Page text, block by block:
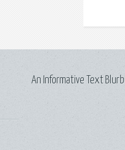
An Informative Text Blurb